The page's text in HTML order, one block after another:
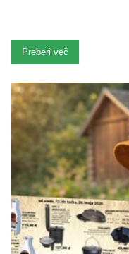
Preberi več